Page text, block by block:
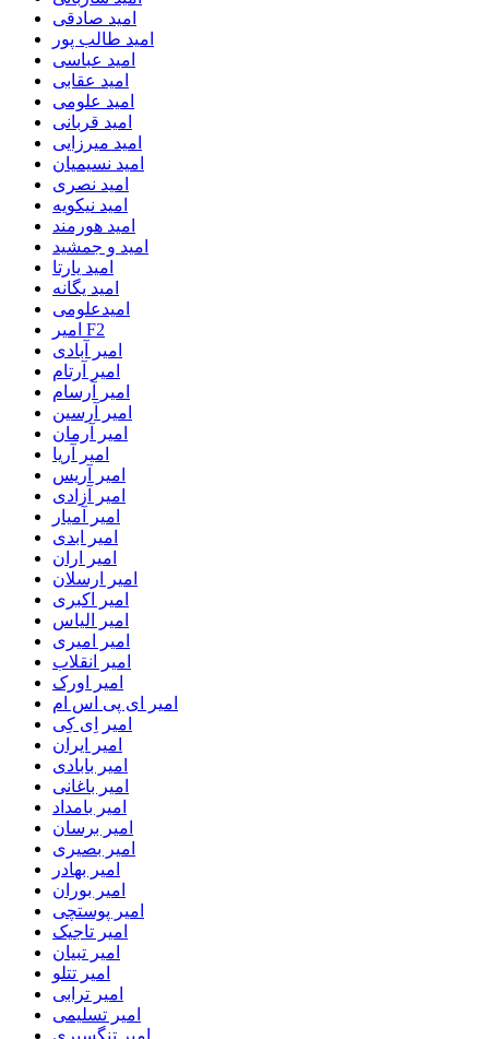
امید صادقی
امید طالب پور
امید عباسی
امید عقابی
امید علومی
امید قربانی
امید میرزایی
امید نسیمیان
امید نصری
امید نیکویه
امید هورمند
امید و جمشید
امید یارتا
امید یگانه
امیدعلومی
امیر F2
امیر آبادی
امیر آرتام
امیر آرسام
امیر آرسین
امیر آرمان
امیر آریا
امیر آریس
امیر آزادی
امیر آمیار
امیر ابدی
امیر اران
امیر ارسلان
امیر اکبری
امیر الیاس
امیر امیری
امیر انقلاب
امیر اورک
امیر ای پی اس ام
امیر اِی کِی
امیر ایران
امیر بابادی
امیر باغانی
امیر بامداد
امیر برسان
امیر بصیری
امیر بهادر
امیر بوران
امیر پوستچی
امیر تاجیک
امیر تبیان
امیر تتلو
امیر ترابی
امیر تسلیمی
امیر تنگسیری